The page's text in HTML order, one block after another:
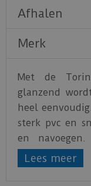
Afhalen
Merk
Met de
glanzend
heel
sterk pvc en
en
bestaande
materiaal is
Lees meer